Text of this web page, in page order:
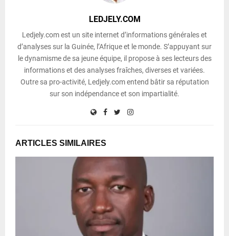
LEDJELY.COM
Ledjely.com est un site internet d’informations générales et
d’analyses sur la Guinée, l’Afrique et le monde. S’appuyant sur
le dynamisme de sa jeune équipe, il propose à ses lecteurs des
informations et des analyses fraîches, diverses et variées.
Outre sa pro-activité, Ledjely.com entend bâtir sa réputation
sur son indépendance et son impartialité.
ARTICLES SIMILAIRES